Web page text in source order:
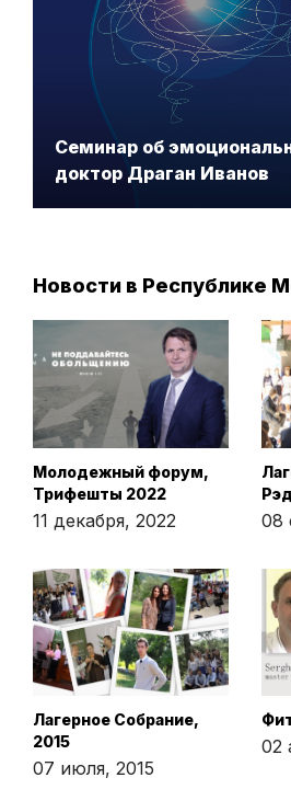
Семинар об
доктор Драган Иванов
Новости в Республике
Молодежный форум,
Трифешты 2022
11 декабря, 2022 08
Лагерное Собрание,
2015
07 июля, 2015
02